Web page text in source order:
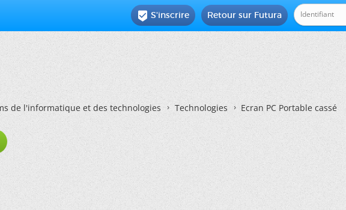
Retour sur Futura
 S'inscrire
de l'informatique et des technologies Technologies Ecran PC Portable cassé